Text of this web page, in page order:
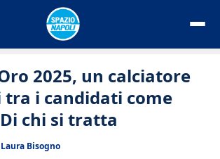
2025, un calciatore
tra i candidati come
chi si tratta
Laura Bisogno